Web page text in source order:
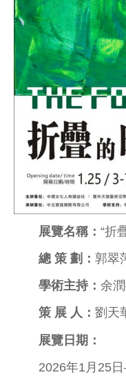
展覽名稱： “折
總 策 劃： 郭翠
學術主持： 余
策 展 人： 劉天
展覽日期：
2026年1月25